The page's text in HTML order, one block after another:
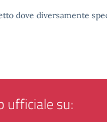
dove diversamente
ufficiale su: